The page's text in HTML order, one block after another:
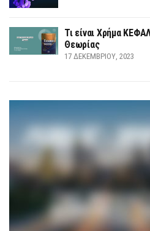
Τι είναι Χρήμα
Θεωρίας
17 ΔΕΚΕΜΒΡΊΟΥ, 2023